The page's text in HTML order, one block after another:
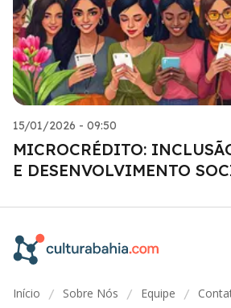
15/01/2026 - 09:50
MICROCRÉDITO:
E DESENVOLVIMENTO
Início / Sobre Nós / Equipe /